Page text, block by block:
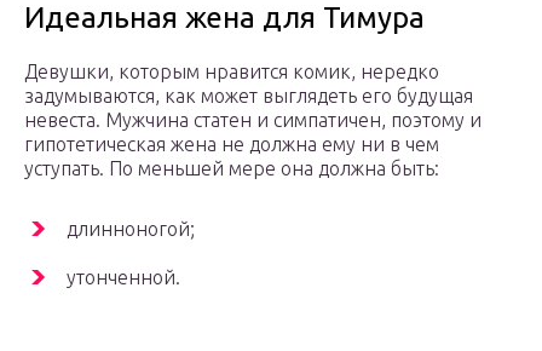
Идеальная жена для Тимура
Девушки, которым нравится комик, нередко
задумываются, как может выглядеть его будущая
невеста. Мужчина статен и симпатичен, поэтому и
гипотетическая жена не должна ему ни в чем
уступать. По меньшей мере она должна быть:
длинноногой;
утонченной.